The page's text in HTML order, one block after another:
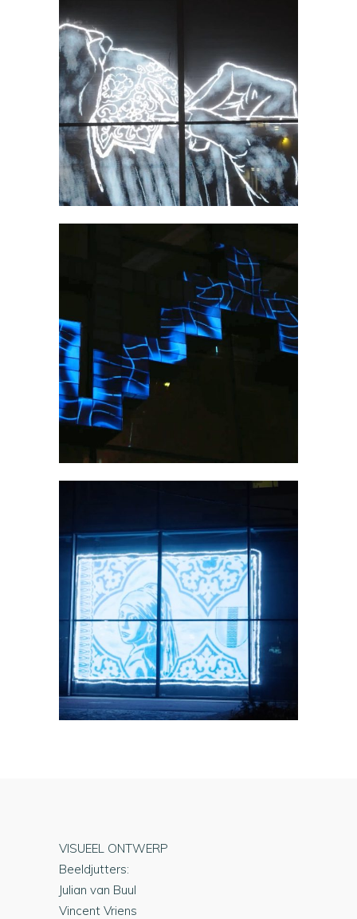
VISUEEL ONTWERP
Beeldjutters:
Julian van Buul
Vincent Vriens